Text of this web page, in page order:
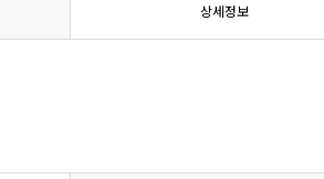
상세정보